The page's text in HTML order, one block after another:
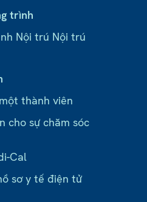
trình
Nội trú Nội trú
thành viên
cho sự chăm sóc
Cal
sơ y tế điện tử